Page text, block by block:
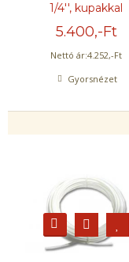
1/4'', kupakkal
5.400,-Ft
Nettó ár:4.252,-Ft
Gyorsnézet